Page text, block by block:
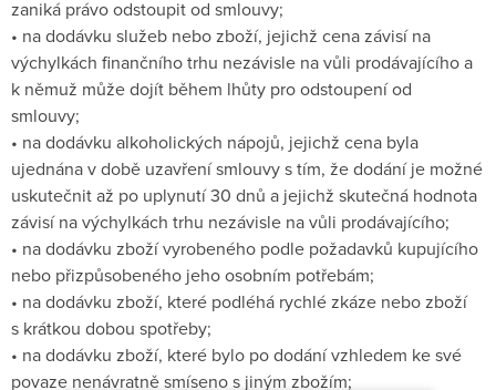
zaniká právo odstoupit od smlouvy;
• na dodávku služeb nebo zboží, jejichž cena závisí na
výchylkách finančního trhu nezávisle na vůli prodávajícího a
k němuž může dojít během lhůty pro odstoupení od
smlouvy;
• na dodávku alkoholických nápojů, jejichž cena byla
ujednána v době uzavření smlouvy s tím, že dodání je možné
uskutečnit až po uplynutí 30 dnů a jejichž skutečná hodnota
závisí na výchylkách trhu nezávisle na vůli prodávajícího;
• na dodávku zboží vyrobeného podle požadavků kupujícího
nebo přizpůsobeného jeho osobním potřebám;
• na dodávku zboží, které podléhá rychlé zkáze nebo zboží
s krátkou dobou spotřeby;
• na dodávku zboží, které bylo po dodání vzhledem ke své
povaze nenávratně smíseno s jiným zbožím;